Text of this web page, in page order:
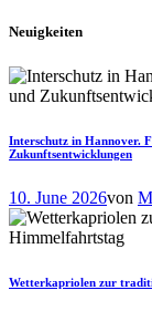
Neuigkeiten
Interschutz in Hannover.
Zukunftsentwicklungen
10. June 2026von
Wetterkapriolen zur